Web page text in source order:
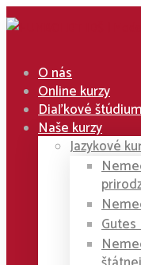
O nás
Online kurzy
Diaľkové
Naše kurzy
Jazykové